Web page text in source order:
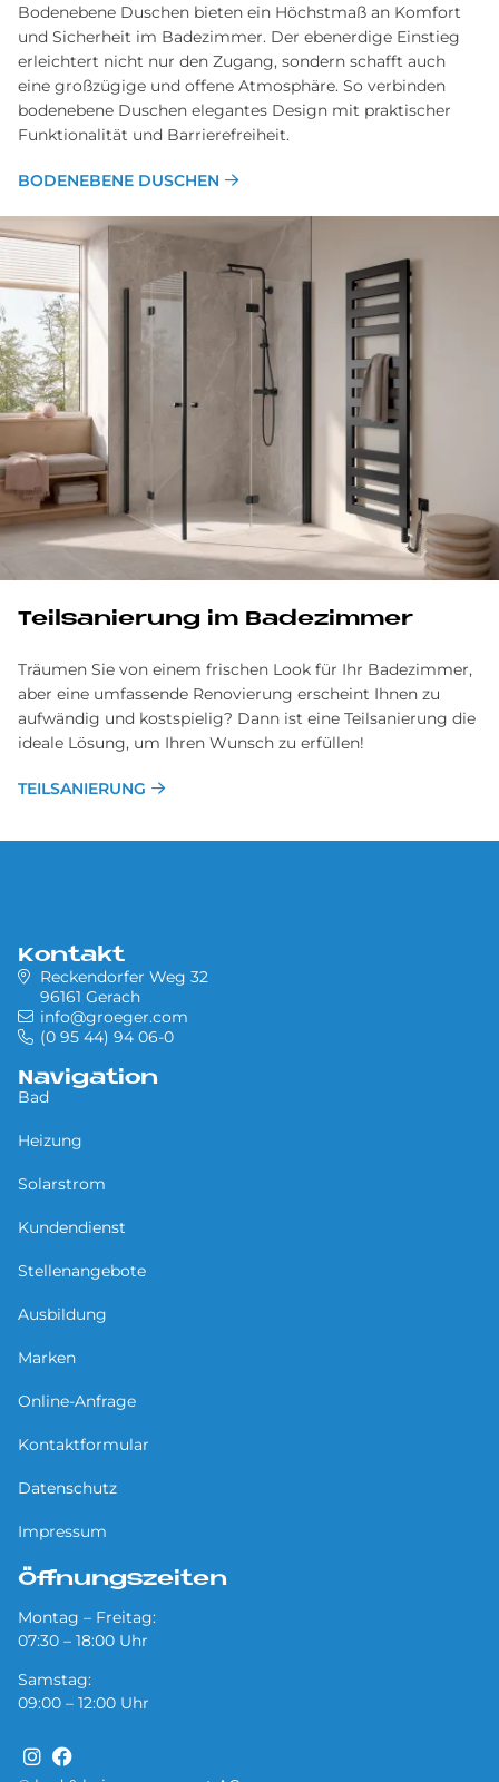
Bodenebene Duschen bieten ein Höchstmaß an Komfort
und Sicherheit im Badezimmer. Der ebenerdige Einstieg
erleichtert nicht nur den Zugang, sondern schafft auch
eine großzügige und offene Atmosphäre. So verbinden
bodenebene Duschen elegantes Design mit praktischer
Funktionalität und Barrierefreiheit.
BODENEBENE DUSCHEN
Teilsanierung im Badezimmer
Träumen Sie von einem frischen Look für Ihr Badezimmer,
aber eine umfassende Renovierung erscheint Ihnen zu
aufwändig und kostspielig? Dann ist eine Teilsanierung die
ideale Lösung, um Ihren Wunsch zu erfüllen!
TEILSANIERUNG
Kontakt
Reckendorfer Weg 32
96161 Gerach
info@groeger.com
(0 95 44) 94 06-0
Navigation
Bad
Heizung
Solarstrom
Kundendienst
Stellenangebote
Ausbildung
Marken
Online-Anfrage
Kontaktformular
Datenschutz
Impressum
Öffnungszeiten
Montag – Freitag:
07:30 – 18:00 Uhr
Samstag:
09:00 – 12:00 Uhr